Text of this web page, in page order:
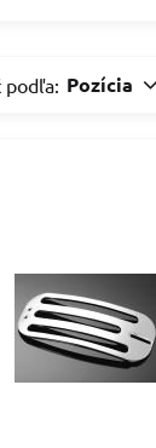
podľa: Pozícia